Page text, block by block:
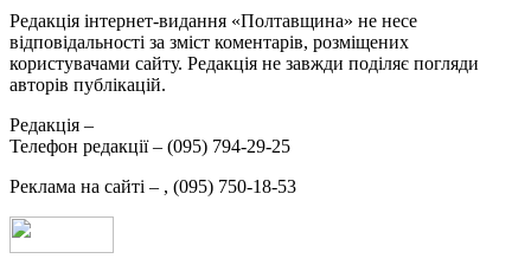
Редакція інтернет-видання «Полтавщина» не несе
відповідальності за зміст коментарів, розміщених
користувачами сайту. Редакція не завжди поділяє погляди
авторів публікацій.
Редакція –
Телефон редакції – (095) 794-29-25
Реклама на сайті – , (095) 750-18-53